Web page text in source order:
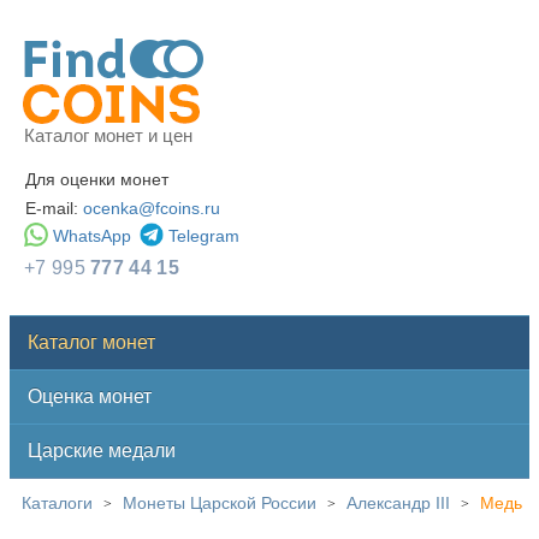
Каталог монет и цен
Для оценки монет
E-mail: ocenka@fcoins.ru
WhatsApp
Telegram
+7 995777 44 15
Каталог монет
Оценка монет
Царские медали
Каталоги > Монеты Царской России > Александр III > Медь